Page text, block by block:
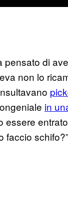
di
non lo
in
essere
faccio schifo?”